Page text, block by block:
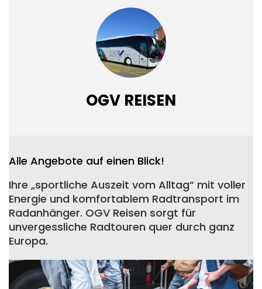
OGV REISEN
Alle Angebote auf einen Blick!
Ihre „sportliche Auszeit vom Alltag“ mit voller
Energie und komfortablem Radtransport im
Radanhänger. OGV Reisen sorgt für
unvergessliche Radtouren quer durch ganz
Europa.